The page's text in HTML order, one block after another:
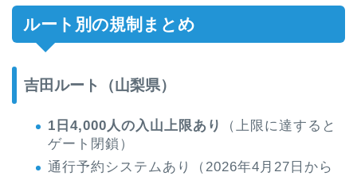
ルート別の規制まとめ
吉田ルート（山梨県）
1日4,000人の入山上限あり
（上限に達すると
ゲート閉鎖）
通行予約システムあり（2026年4月27日から